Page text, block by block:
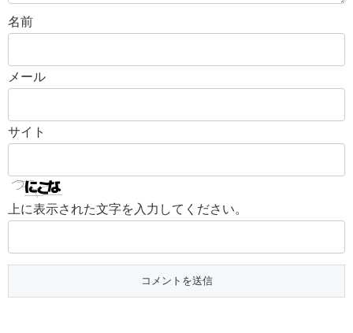
名前
メール
サイト
上に表示された文字を入力してください。